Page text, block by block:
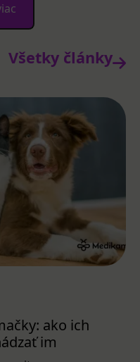
Všetky články
ako ich
im